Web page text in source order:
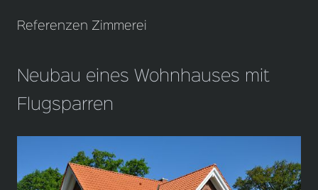
Referenzen Zimmerei
Neubau eines Wohnhauses mit
Flugsparren